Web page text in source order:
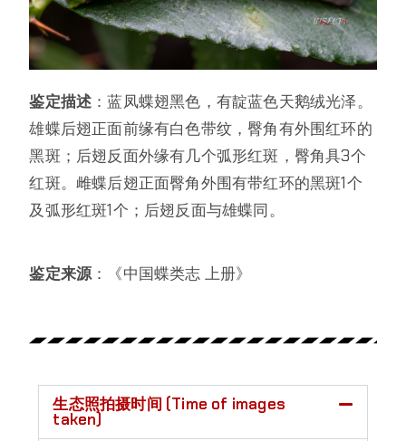
鉴定描述 ：蓝凤蝶翅黑色，有靛蓝色天鹅绒光泽。
雄蝶后翅正面前缘有白色带纹，臀角有外围红环的
黑斑；后翅反面外缘有几个弧形红斑，臀角具3个
红斑。雌蝶后翅正面臀角外围有带红环的黑斑1个
及弧形红斑1个；后翅反面与雄蝶同。
鉴定来源：《中国蝶类志 上册》
生态照拍摄时间 (Time of images
taken)